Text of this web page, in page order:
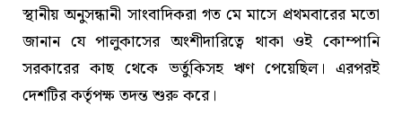
স্থানীয় অনুসন্ধানী সাংবাদিকরা গত মে মাসে প্রথমবারের মতো
জানান যে পালুকাসের অংশীদারিত্বে থাকা ওই কোম্পানি
সরকারের কাছ থেকে ভর্তুকিসহ ঋণ পেয়েছিল। এরপরই
দেশটির কর্তৃপক্ষ তদন্ত শুরু করে।